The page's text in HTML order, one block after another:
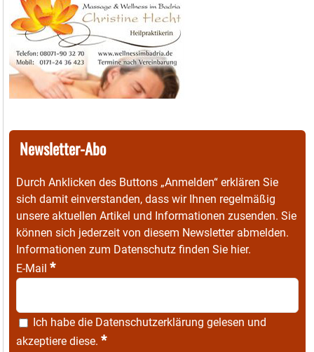
Newsletter-Abo
Durch Anklicken des Buttons „Anmelden“ erklären Sie
sich damit einverstanden, dass wir Ihnen regelmäßig
unsere aktuellen Artikel und Informationen zusenden. Sie
können sich jederzeit von diesem Newsletter abmelden.
Informationen zum Datenschutz finden Sie hier.
E-Mail *
Ich habe die Datenschutzerklärung gelesen und
akzeptiere diese. *